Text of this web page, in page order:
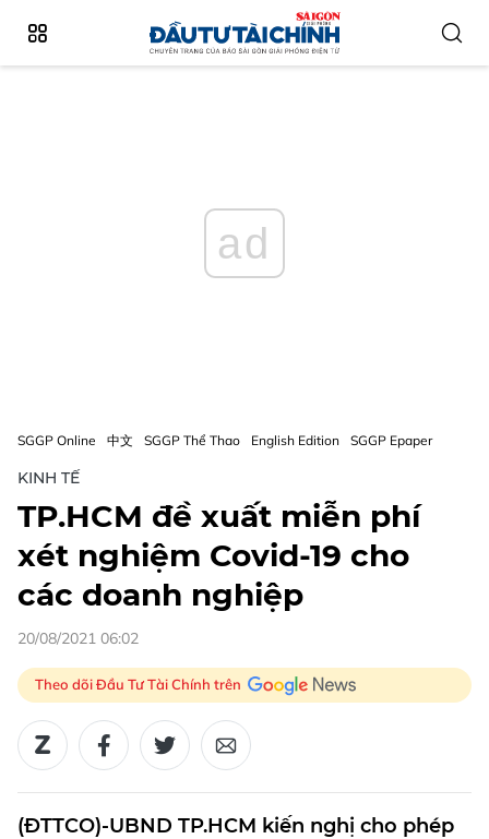
ad
SGGP Online 中文 SGGP Thể Thao English Edition SGGP Epaper
KINH TẾ
TP.HCM đề xuất miễn phí
xét nghiệm Covid-19 cho
các doanh nghiệp
20/08/2021 06:02
Theo dõi Đầu Tư Tài Chính trên
(ĐTTCO)-UBND TP.HCM kiến nghị cho phép